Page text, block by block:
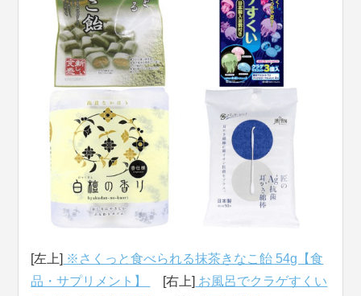
[左上] ※さくっと食べられる抹茶きなこ飴 54g【食
品・サプリメント】
[右上] お風呂でクラゲすくい